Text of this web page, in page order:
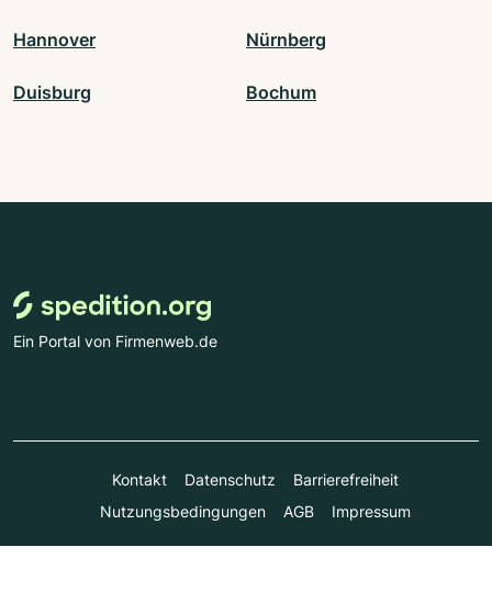
Hannover Nürnberg
Duisburg Bochum
Ein Portal von Firmenweb.de
Kontakt Datenschutz
Barrierefreiheit
Nutzungsbedingungen
AGB Impressum